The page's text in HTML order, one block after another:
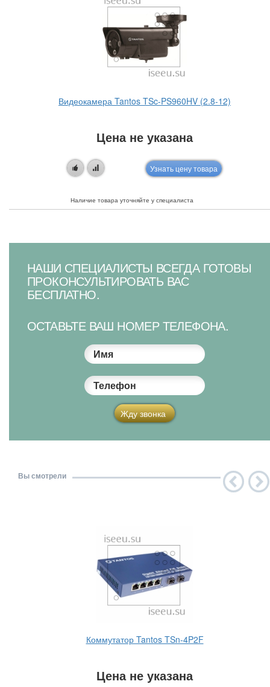
Видеокамера Tantos TSc-PS960HV (2.8-12)
Цена не указана
Узнать цену товара
Наличие товара уточняйте у специалиста
НАШИ СПЕЦИАЛИСТЫ ВСЕГДА ГОТОВЫ
ПРОКОНСУЛЬТИРОВАТЬ ВАС
БЕСПЛАТНО.
ОСТАВЬТЕ ВАШ НОМЕР ТЕЛЕФОНА.
Имя
Телефон
Жду звонка
Вы смотрели
Коммутатор Tantos TSn-4P2F
Цена не указана